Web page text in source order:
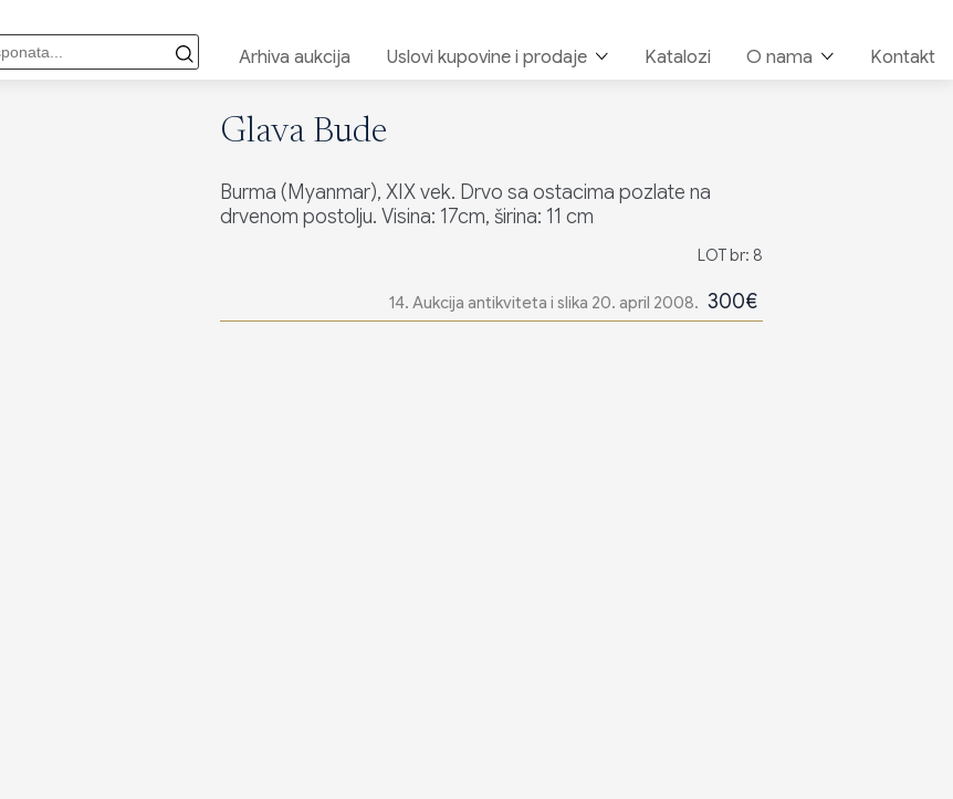
Arhiva aukcija Uslovi kupovine i prodaje Katalozi O nama Kontakt
Glava Bude
Burma (Myanmar), XIX vek. Drvo sa ostacima pozlate na
drvenom postolju. Visina: 17cm, širina: 11 cm
LOT br: 8
14. Aukcija antikviteta i slika 20. april 2008. 300€